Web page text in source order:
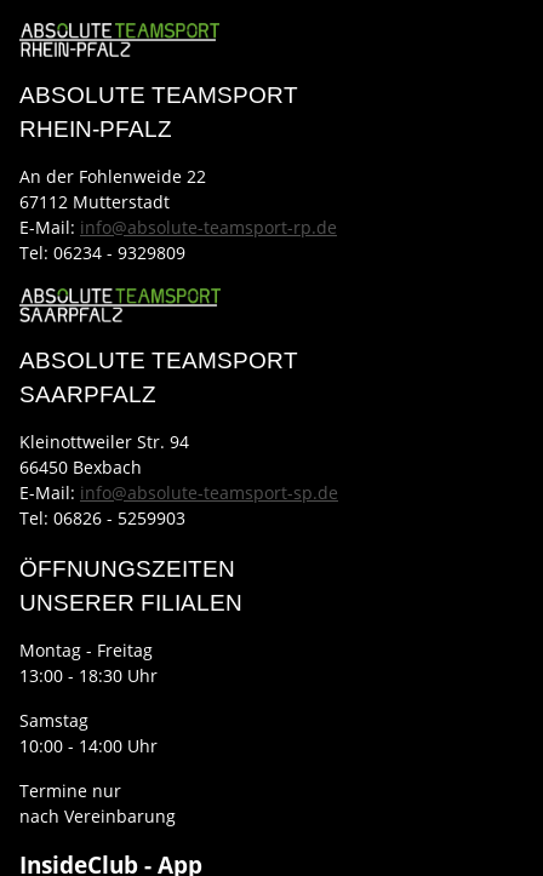
ABSOLUTE TEAMSPORT
RHEIN-PFALZ
An der Fohlenweide 22
67112 Mutterstadt
E-Mail: info@absolute-teamsport-rp.de
Tel: 06234 - 9329809
ABSOLUTE TEAMSPORT
SAARPFALZ
Kleinottweiler Str. 94
66450 Bexbach
E-Mail: info@absolute-teamsport-sp.de
Tel: 06826 - 5259903
ÖFFNUNGSZEITEN
UNSERER FILIALEN
Montag - Freitag
13:00 - 18:30 Uhr
Samstag
10:00 - 14:00 Uhr
Termine nur
nach Vereinbarung
InsideClub - App